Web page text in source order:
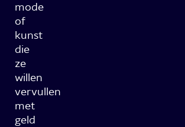
mode
of
kunst
die
ze
willen
vervullen
met
geld